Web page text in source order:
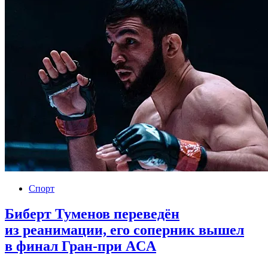
Спорт
Биберт Туменов переведён
из реанимации, его соперник вышел
в финал Гран-при ACA